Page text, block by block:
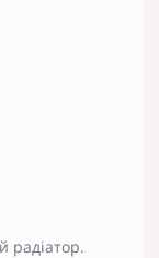
радіатор.